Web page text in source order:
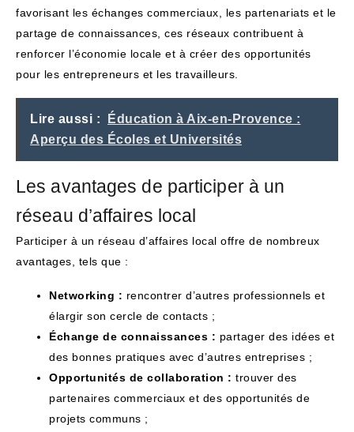
favorisant les échanges commerciaux, les partenariats et le
partage de connaissances, ces réseaux contribuent à
renforcer l’économie locale et à créer des opportunités
pour les entrepreneurs et les travailleurs.
Lire aussi :
Éducation à Aix-en-Provence :
Aperçu des Écoles et Universités
Les avantages de participer à un
réseau d’affaires local
Participer à un réseau d’affaires local offre de nombreux
avantages, tels que :
Networking : rencontrer d’autres professionnels et
élargir son cercle de contacts ;
Échange de connaissances : partager des idées et
des bonnes pratiques avec d’autres entreprises ;
Opportunités de collaboration : trouver des
partenaires commerciaux et des opportunités de
projets communs ;